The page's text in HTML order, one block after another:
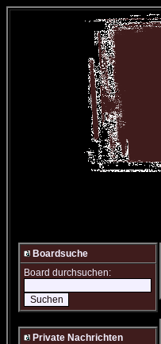
Boardsuche
Board durchsuchen:
Private Nachrichten